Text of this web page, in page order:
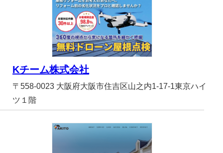
Kチーム株式会社
〒558-0023 大阪府大阪市住吉区山之内1-17-1東京ハイ
ツ１階